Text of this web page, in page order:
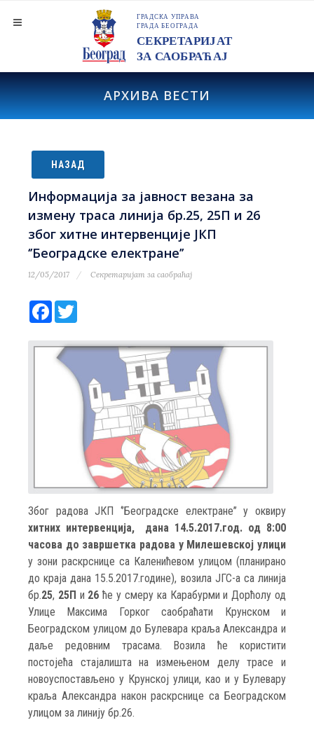
АРХИВА ВЕСТИ
НАЗАД
Информација за јавност везана за
измену траса линија бр.25, 25П и 26
због хитне интервенције ЈКП
‘’Београдске електране’’
12/05/2017 Секретаријат за саобраћај
Facebook
Због радова ЈКП ‘’Београдске електране’’ у оквиру
хитних интервенција, дана 14.5.2017.год. од 8:00
часова до завршетка радова у Милешевској улици
у зони раскрснице са Каленићевом улицом (планирано
до краја дана 15.5.2017.године), возила ЈГС-а са линија
бр.25, 25П и 26ће у смеру ка Карабурми и Дорћолу од
Улице Максима Горког саобраћати Крунском и
Београдском улицом до Булевара краља Александра и
даље редовним трасама. Возила ће користити
постојећа стајалишта на измењеном делу трасе и
новоуспостављено у Крунској улици, као и у Булевару
краља Александра након раскрснице са Београдском
улицом за линију бр.26.